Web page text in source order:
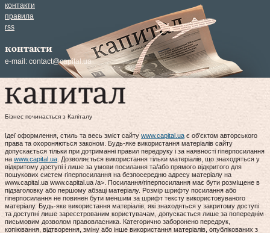
контакти
правила
rss
контакти
e-mail: contact@capital.ua
Бізнес починається з Капіталу
Ідеї оформлення, стиль та весь зміст сайту www.capital.uaє об'єктом авторського
права та охороняються законом. Будь-яке використання матеріалів сайту
допускається тільки при дотриманні правил передруку і за наявності гіперпосилання
на www.capital.ua. Дозволяється використання тільки матеріалів, що знаходяться у
відкритому доступі і лише за умови посилання та/або прямого відкритого для
пошукових систем гіперпосилання на безпосередню адресу матеріалу на
www.capital.ua www.capital.ua /a>. Посилання/гіперпосилання має бути розміщене в
підзаголовку або першому абзаці матеріалу. Розмір шрифту посилання або
гіперпосилання не повинен бути меншим за шрифт тексту використовуваного
матеріалу. Будь-яке використання матеріалів, які знаходяться у закритому доступі
та доступні лише зареєстрованим користувачам, допускається лише за попереднім
письмовим дозволом правовласника. Категорично заборонено передрук,
копіювання, відтворення, зміну або інше використання матеріалів, опублікованих з